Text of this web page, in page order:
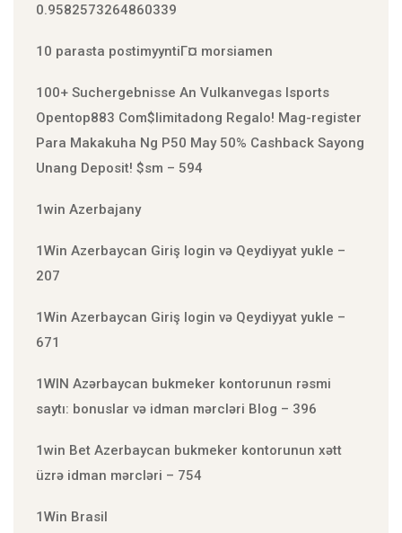
0.9582573264860339
10 parasta postimyyntiГ¤ morsiamen
100+ Suchergebnisse An Vulkanvegas Isports
Open️top883 Com$limitadong Regalo! Mag-register
Para Makakuha Ng P50 May 50% Cashback Sayong
Unang Deposit! $sm – 594
1win Azerbajany
1Win Azerbaycan Giriş login və Qeydiyyat yukle –
207
1Win Azerbaycan Giriş login və Qeydiyyat yukle –
671
1WIN Azərbaycan bukmeker kontorunun rəsmi
saytı: bonuslar və idman mərcləri Blog – 396
1win Bet Azerbaycan bukmeker kontorunun xətt
üzrə idman mərcləri – 754
1Win Brasil